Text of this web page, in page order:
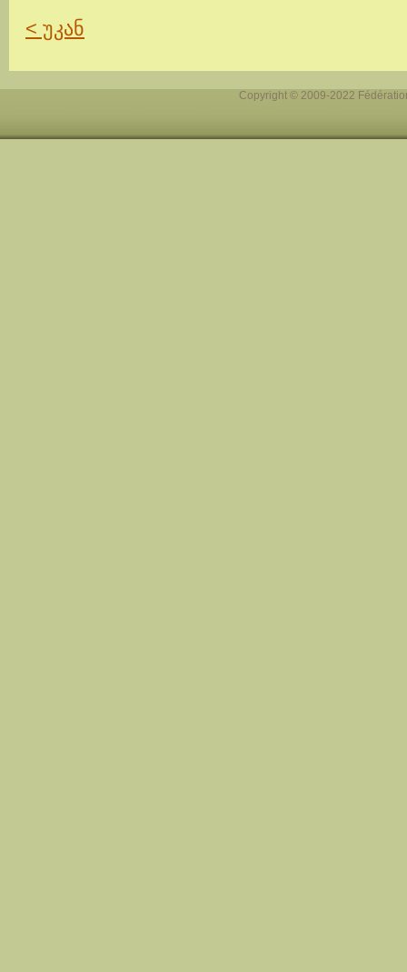
< უკან
Copyright © 2009-2022